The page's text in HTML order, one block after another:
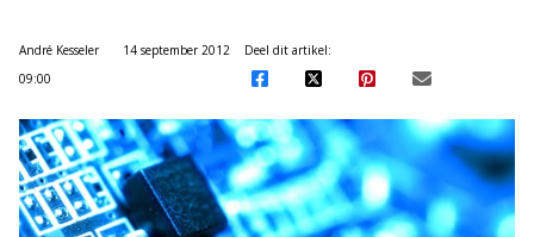
André Kesseler
14 september 2012
09:00
Deel dit artikel: